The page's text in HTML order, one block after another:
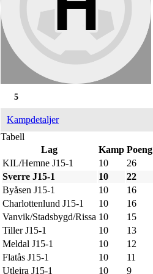
5
Kampdetaljer
Tabell
Lag
Kamp Poeng
KIL/Hemne J15-1
10
26
Sverre J15-1
10
22
Byåsen J15-1
10
16
Charlottenlund J15-1
10
16
Vanvik/Stadsbygd/Rissa 10
15
Tiller J15-1
10
13
Meldal J15-1
10
12
Flatås J15-1
10
11
Utleira J15-1
10 9